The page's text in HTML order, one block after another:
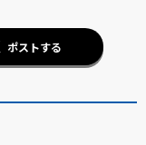
ポストする